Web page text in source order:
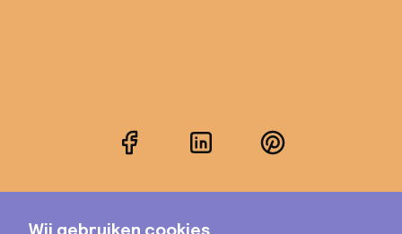
FacebookLinkedInPinterest
Instagram